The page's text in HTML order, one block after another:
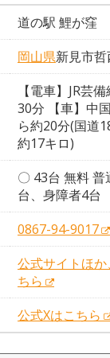
道の駅 鯉が窪
岡山県新見市
【電車】JR芸
30分 【車】中
ら約20分(国道
約17キロ)
〇 43台 無料
台、身障者4台
0867-94-9017
公式サイトほ
ちら
公式Xはこちら